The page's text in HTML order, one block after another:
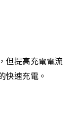
但提高充電電流
快速充電 。